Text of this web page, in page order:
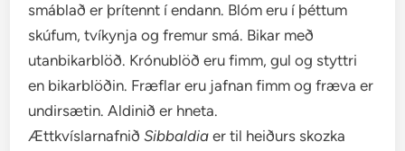
smáblað er þrítennt í endann. Blóm eru í þéttum
skúfum, tvíkynja og fremur smá. Bikar með
utanbikarblöð. Krónublöð eru fimm, gul og styttri
en bikarblöðin. Fræflar eru jafnan fimm og fræva er
undirsætin. Aldinið er hneta.
ÆttkvíslarnafniðSibbaldia er til heiðurs skozka